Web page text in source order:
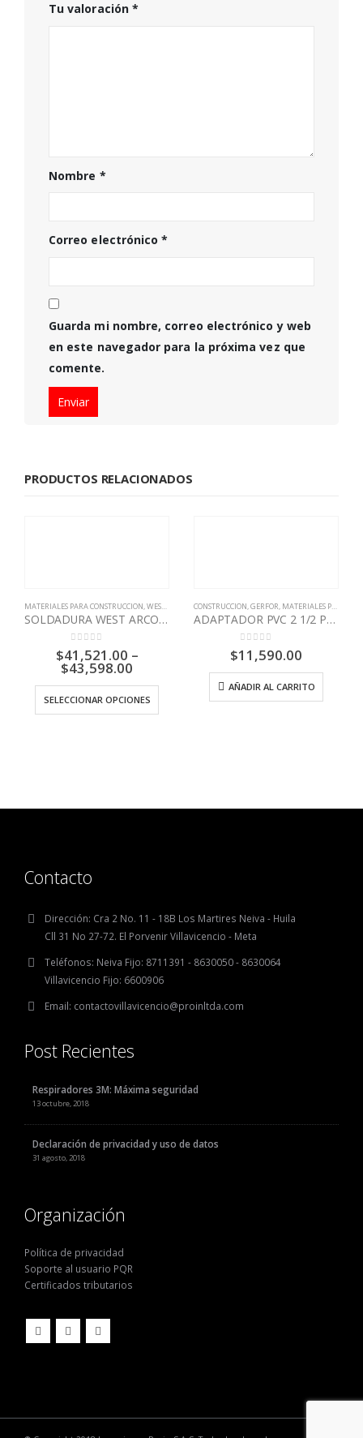
Tu valoración *
Nombre *
Correo electrónico*
Guarda mi nombre, correo electrónico y web
en este navegador para la próxima vez que
comente.
PRODUCTOS RELACIONADOS
MATERIALES PARA CONSTRUCCION,WEST ARCO
SOLDADURA WEST ARCO 7010
0out of 5
$41,521.00 –
$43,598.00
SELECCIONAR OPCIONES
CONSTRUCCION,GERFOR, MATERIALES PARA CONSTRUCCION
ADAPTADOR PVC 2 1/2 PRESION HEMBRA GERFOR
0 out of 5
$11,590.00
AÑADIR AL CARRITO
Contacto
Dirección: Cra 2 No. 11 - 18B Los Martires Neiva - Huila
Cll 31 No 27-72. El Porvenir Villavicencio - Meta
Teléfonos: Neiva Fijo: 8711391 - 8630050 - 8630064
Villavicencio Fijo: 6600906
Email: contactovillavicencio@proinltda.com
Post Recientes
Respiradores 3M: Máxima seguridad
13 octubre, 2018
Declaración de privacidad y uso de datos
31 agosto, 2018
Organización
Política de privacidad
Soporte al usuario PQR
Certificados tributarios